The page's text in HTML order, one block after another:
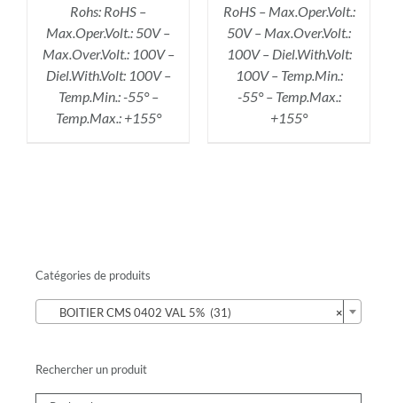
Rohs: RoHS –
Max.Oper.Volt.: 50V –
Max.Over.Volt.: 100V –
Diel.With.Volt: 100V –
Temp.Min.: -55° –
Temp.Max.: +155°
RoHS – Max.Oper.Volt.:
50V – Max.Over.Volt.:
100V – Diel.With.Volt:
100V – Temp.Min.:
-55° – Temp.Max.:
+155°
Catégories de produits
×
BOITIER CMS 0402 VAL 5% (31)
Rechercher un produit